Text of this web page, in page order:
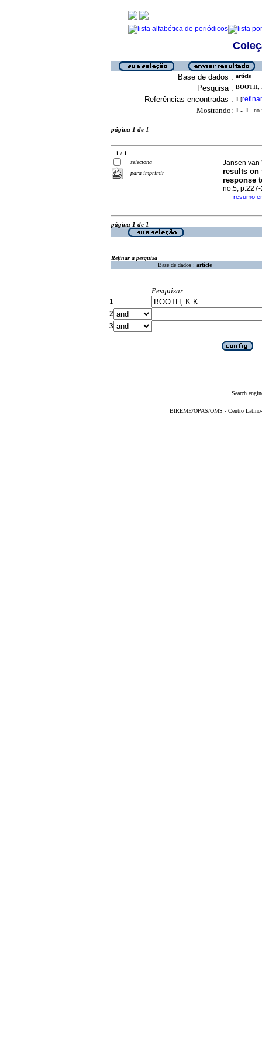
Base de dados : article
Pesquisa : BOOTH,
Referências encontradas : 1 [refinar
Mostrando: 1 .. 1 no
página 1 de 1
1 / 1
seleciona
para imprimir
Jansen van
results on
response
no.5,
· resumo
página 1 de 1
Refinar a pesquisa
Base de dados : article
Pesquisar
1
2
3
Search
BIREME/OPAS/OMS - Centro Latino-